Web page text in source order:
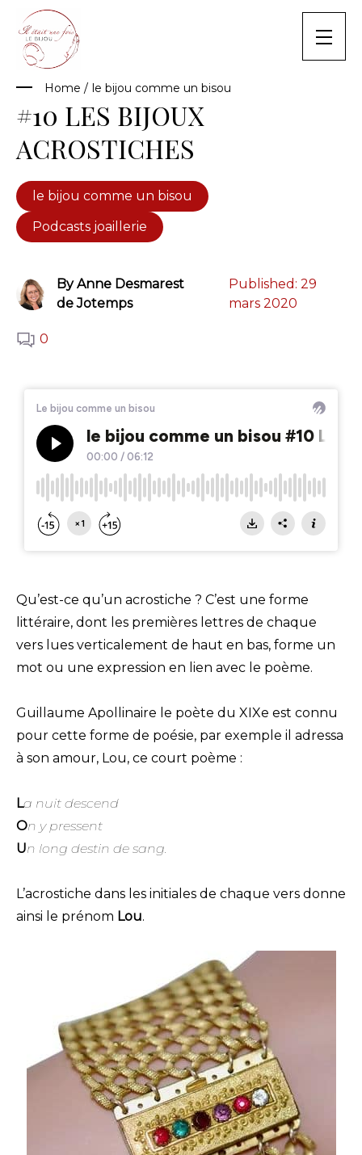
content
Home / le bijou comme un bisou
#10 LES BIJOUX
ACROSTICHES
le bijou comme un bisou
Podcasts joaillerie
By Anne Desmarest
de Jotemps
Published:29
mars 2020
0
Qu’est-ce qu’un acrostiche ? C’est une forme
littéraire, dont les premières lettres de chaque
vers lues verticalement de haut en bas, forme un
mot ou une expression en lien avec le poème.
Guillaume Apollinaire le poète du XIXe est connu
pour cette forme de poésie, par exemple il adressa
à son amour, Lou, ce court poème :
La nuit descend
On y pressent
Un long destin de sang.
L’acrostiche dans les initiales de chaque vers donne
ainsi le prénom Lou.